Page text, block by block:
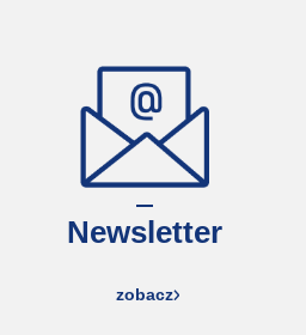
Newsletter
zobacz